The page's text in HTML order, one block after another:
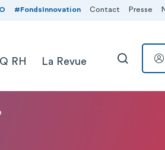
#FondsInnovation Contact Presse
RH La Revue